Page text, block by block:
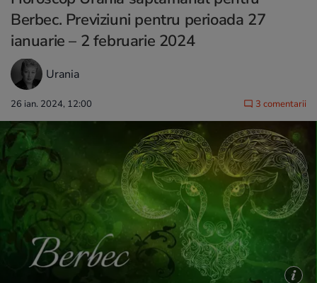
Berbec. Previziuni pentru perioada 27
ianuarie – 2 februarie 2024
Urania
26 ian. 2024, 12:00 3 comentarii